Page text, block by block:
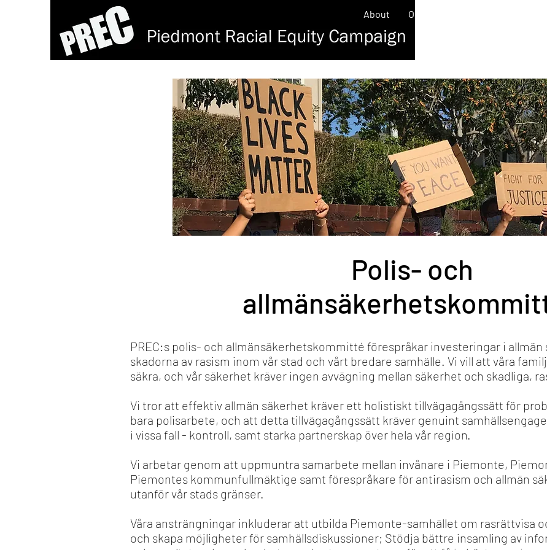
About Our Work
Polis- och
PREC:s polis- och allmänsäkerhetskommitté förespråkar investeringar i
skadorna av rasism inom vår stad och vårt bredare samhälle. Vi vill att våra
säkra, och vår säkerhet kräver ingen avvägning mellan säkerhet och skadliga,
Vi tror att effektiv allmän säkerhet kräver ett holistiskt tillvägagångssätt för
bara polisarbete, och att detta tillvägagångssätt kräver genuint
i vissa fall - kontroll, samt starka partnerskap över hela vår region.
Vi arbetar genom att uppmuntra samarbete mellan invånare i Piemonte,
Piemontes kommunfullmäktige samt förespråkare för antirasism och allmän
utanför vår stads gränser.
Våra ansträngningar inkluderar att utbilda Piemonte-samhället om rasrättvisa
och skapa möjligheter för samhällsdiskussioner; Stödja bättre insamling av